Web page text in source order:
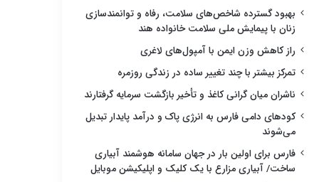
بهبود گسترده شاخص‌های سلامت، رفاه و توانمندسازی
زنان با پیمایش ملی سلامت خانواده هند
راز کاهش وزن ایمن با آمپول‌های لاغری
تمرکز بیشتر با چند تغییر ساده در زندگی روزمره
ناشران میان گرانی کاغذ و تأخیر بازگشت سرمایه گرفتارند
کودهای دامی فارس به انرژی پاک و درآمد پایدار تبدیل
می‌شوند
فارس برای اولین بار در جهان سامانه هوشمند آبیاری
ساخت/ آبیاری مزارع با یک کلیک و اپلیکیشن موبایل